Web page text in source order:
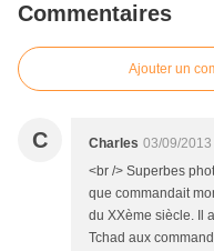
Commentaires
Ajouter un
C Charles 03/09/2013
<br /> Superbes
que commandait
du XXème siècle. Il
Tchad aux